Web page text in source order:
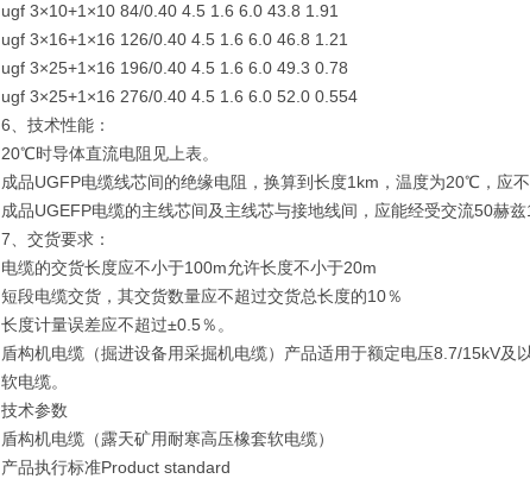
ugf 3×10+1×10 84/0.40 4.5 1.6 6.0 43.8 1.91
ugf 3×16+1×16 126/0.40 4.5 1.6 6.0 46.8 1.21
ugf 3×25+1×16 196/0.40 4.5 1.6 6.0 49.3 0.78
ugf 3×25+1×16 276/0.40 4.5 1.6 6.0 52.0 0.554
6、技术性能：
20℃时导体直流电阻见上表。
成品UGFP电缆线芯间的绝缘电阻，换算到长度1km，温度为20℃，应不
成品UGEFP电缆的主线芯间及主线芯与接地线间，应能经受交流50赫兹
7、交货要求：
电缆的交货长度应不小于100m允许长度不小于20m
短段电缆交货，其交货数量应不超过交货总长度的10％
长度计量误差应不超过±0.5％。
盾构机电缆（掘进设备用采掘机电缆）产品适用于额定电压8.7/15kV
软电缆。
技术参数
盾构机电缆（露天矿用耐寒高压橡套软电缆）
产品执行标准Product standard